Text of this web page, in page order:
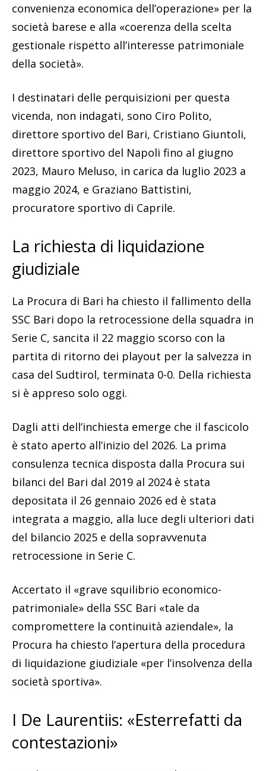
convenienza economica dell’operazione» per la
società barese e alla «coerenza della scelta
gestionale rispetto all’interesse patrimoniale
della società».
I destinatari delle perquisizioni per questa
vicenda, non indagati, sono Ciro Polito,
direttore sportivo del Bari, Cristiano Giuntoli,
direttore sportivo del Napoli fino al giugno
2023, Mauro Meluso, in carica da luglio 2023 a
maggio 2024, e Graziano Battistini,
procuratore sportivo di Caprile.
La richiesta di liquidazione
giudiziale
La Procura di Bari ha chiesto il fallimento della
SSC Bari dopo la retrocessione della squadra in
Serie C, sancita il 22 maggio scorso con la
partita di ritorno dei playout per la salvezza in
casa del Sudtirol, terminata 0-0. Della richiesta
si è appreso solo oggi.
Dagli atti dell’inchiesta emerge che il fascicolo
è stato aperto all’inizio del 2026. La prima
consulenza tecnica disposta dalla Procura sui
bilanci del Bari dal 2019 al 2024 è stata
depositata il 26 gennaio 2026 ed è stata
integrata a maggio, alla luce degli ulteriori dati
del bilancio 2025 e della sopravvenuta
retrocessione in Serie C.
Accertato il «grave squilibrio economico-
patrimoniale» della SSC Bari «tale da
compromettere la continuità aziendale», la
Procura ha chiesto l’apertura della procedura
di liquidazione giudiziale «per l’insolvenza della
società sportiva».
I De Laurentiis: «Esterrefatti da
contestazioni»